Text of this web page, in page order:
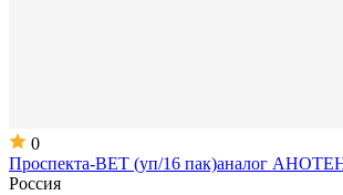
0
Проспекта-ВЕТ (уп/16 пак)аналог
Россия